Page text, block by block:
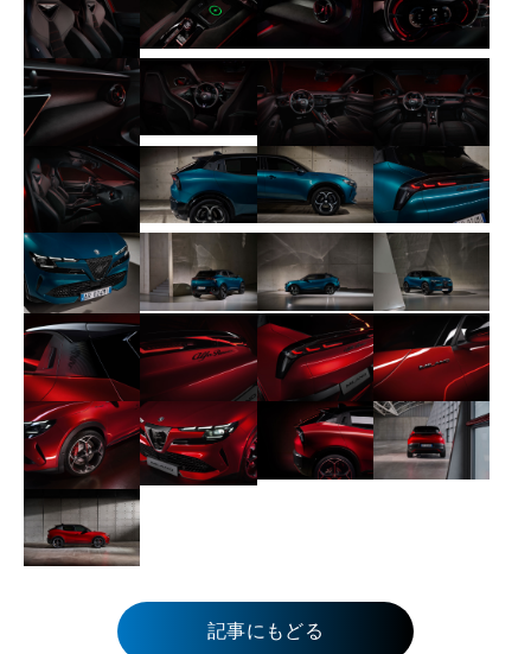
記事にもどる